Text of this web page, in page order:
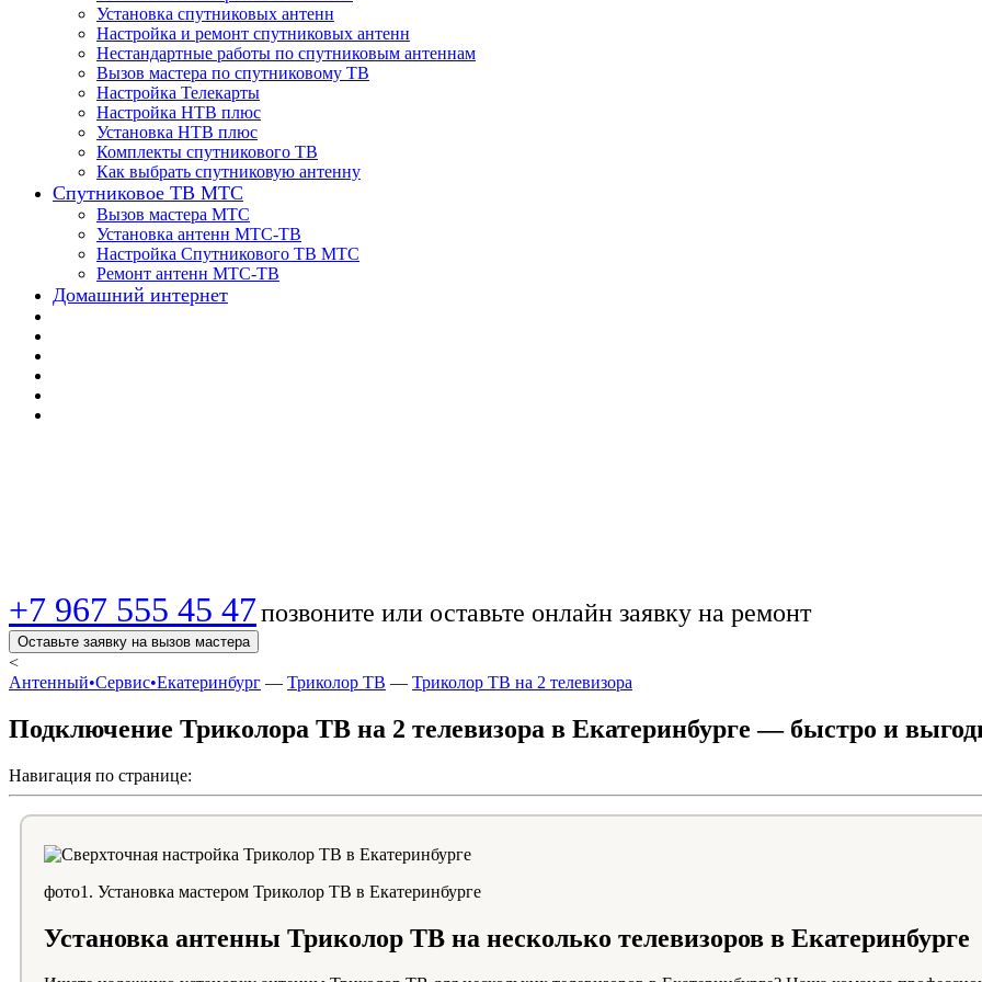
Установка спутниковых антенн
Настройка и ремонт спутниковых антенн
Нестандартные работы по спутниковым антеннам
Вызов мастера по спутниковому ТВ
Настройка Телекарты
Настройка НТВ плюс
Установка НТВ плюс
Комплекты спутникового ТВ
Как выбрать спутниковую антенну
Спутниковое ТВ МТС
Вызов мастера МТС
Установка антенн МТС-ТВ
Настройка Спутникового ТВ МТС
Ремонт антенн МТС-ТВ
Домашний интернет
+7 967 555 45 47позвоните или оставьте онлайн заявку на ремонт
Оставьте заявку на вызов мастера
<
Антенный•Сервис•Екатеринбург — Триколор ТВ — Триколор ТВ на 2 телевизора
Подключение Триколора ТВ на 2 телевизора в Екатеринбурге — быстро и
Навигация по странице:
фото1. Установка мастером Триколор ТВ в Екатеринбурге
Установка антенны Триколор ТВ на несколько телевизоров в Екатеринбурге